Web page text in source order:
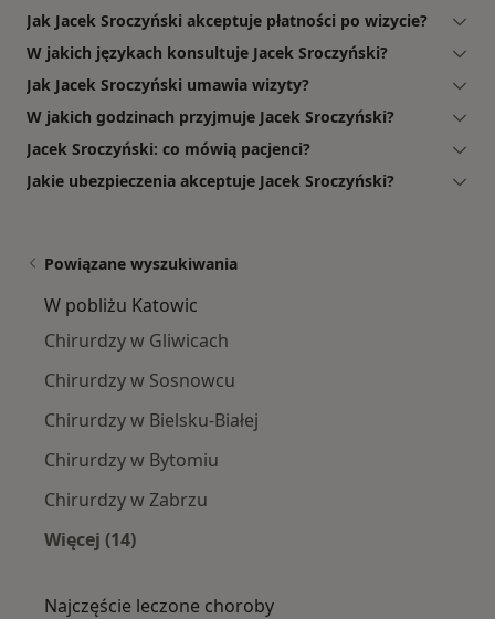
Jak Jacek Sroczyński akceptuje płatności po wizycie?
W jakich językach konsultuje Jacek Sroczyński?
Jak Jacek Sroczyński umawia wizyty?
W jakich godzinach przyjmuje Jacek Sroczyński?
Jacek Sroczyński: co mówią pacjenci?
Jakie ubezpieczenia akceptuje Jacek Sroczyński?
Powiązane wyszukiwania
W pobliżu Katowic
Chirurdzy w Gliwicach
Chirurdzy w Sosnowcu
Chirurdzy w Bielsku-Białej
Chirurdzy w Bytomiu
Chirurdzy w Zabrzu
Więcej (14)
Najczęście leczone choroby